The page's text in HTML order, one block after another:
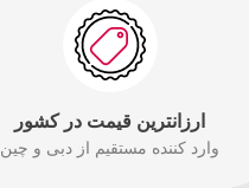
ارزانترین قیمت در کشور
وارد کننده مستقیم از دبی و چین